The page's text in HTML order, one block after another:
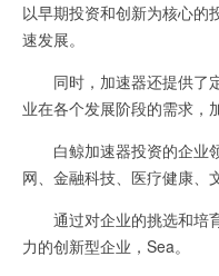
以早期投资和创新为核心的
速发展。
同时，加速器还提供了
业在各个发展阶段的需求，
白鲸加速器投资的企业
网、金融科技、医疗健康、
通过对企业的挑选和培
力的创新型企业，Sea。